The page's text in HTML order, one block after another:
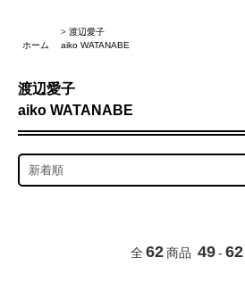
ホーム
> 渡辺愛子
aiko WATANABE
渡辺愛子
aiko WATANABE
全 62 商品 49 - 62